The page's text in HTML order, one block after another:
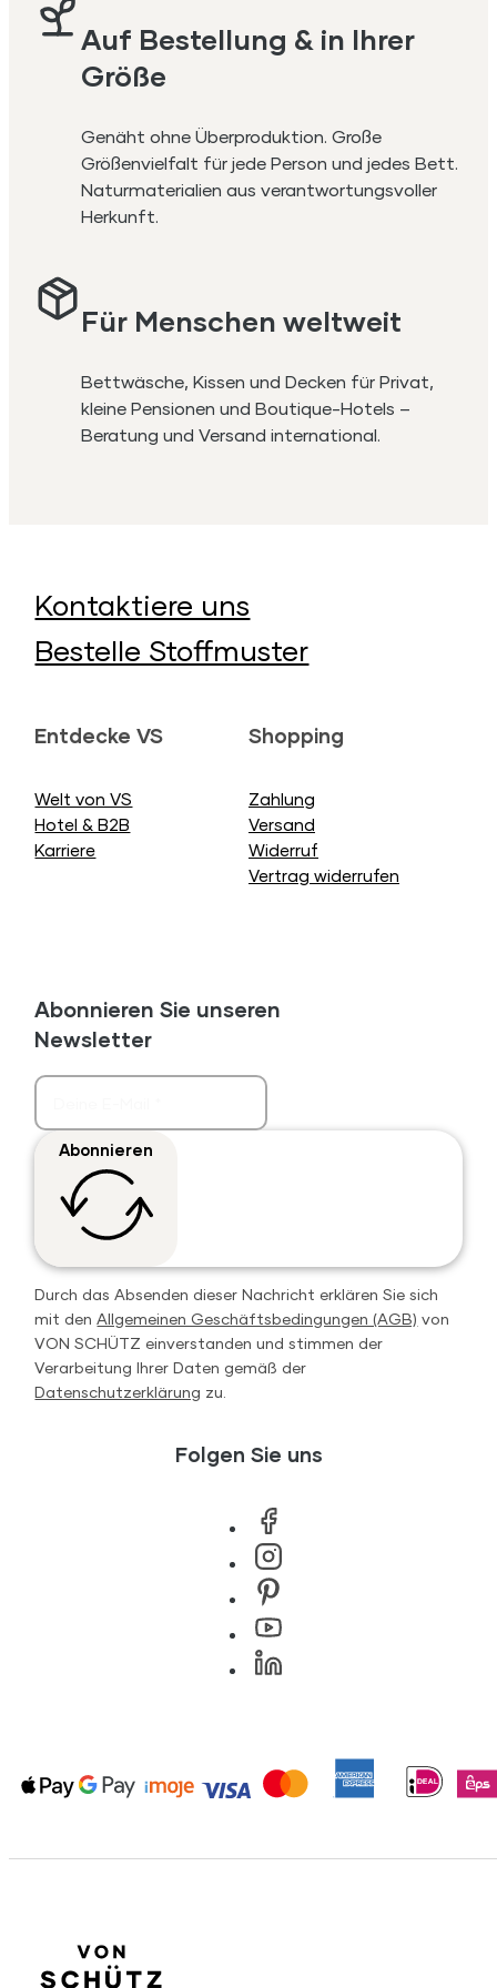
Auf Bestellung & in Ihrer
Größe
Genäht ohne Überproduktion. Große
Größenvielfalt für jede Person und jedes Bett.
Naturmaterialien aus verantwortungsvoller
Herkunft.
Für Menschen weltweit
Bettwäsche, Kissen und Decken für Privat,
kleine Pensionen und Boutique-Hotels –
Beratung und Versand international.
Kontaktiere uns
Bestelle Stoffmuster
Entdecke VS
Welt von VS
Hotel & B2B
Karriere
Shopping
Zahlung
Versand
Widerruf
Vertrag widerrufen
Abonnieren Sie unseren
Newsletter
Abonnieren
Durch das Absenden dieser Nachricht erklären Sie sich
mit denAllgemeinen Geschäftsbedingungen (AGB) von
VON SCHÜTZ einverstanden und stimmen der
Verarbeitung Ihrer Daten gemäß der
Datenschutzerklärung zu.
Folgen Sie uns